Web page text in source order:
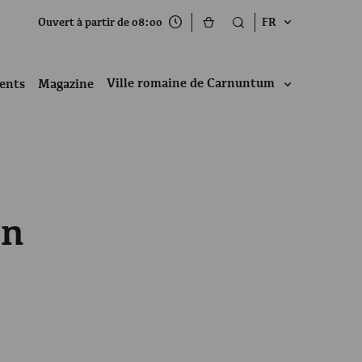
Ouvert à partir de 08:00 FR
Magazine Ville romaine de Carnuntum